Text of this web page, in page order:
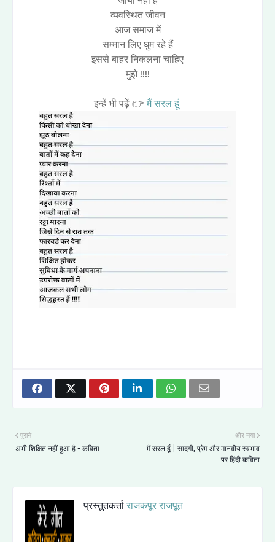
व्यवस्थित जीवन
आज समाज में
सम्मान लिए घुम रहे हैं
इससे बाहर निकलना चाहिए
मुझे !!!!
इन्हें भी पढ़ें 👉 मैं सरल हूं
और नया
मैं सरल हूँ | सादगी, प्रेम और मानवीय स्वभाव
पर हिंदी कविता
पुराने
अभी शिक्षित नहीं हुआ है - कविता
प्रस्तुतकर्ता राजकपूर राजपूत